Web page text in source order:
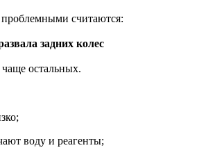
считаются:
задних колес
остальных.
воду и реагенты;